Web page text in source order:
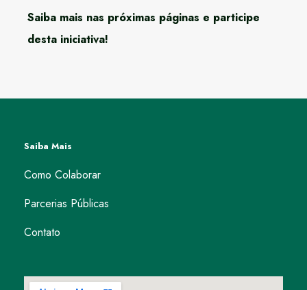
Saiba mais nas próximas páginas e participe
desta iniciativa!
Saiba Mais
Como Colaborar
Parcerias Públicas
Contato